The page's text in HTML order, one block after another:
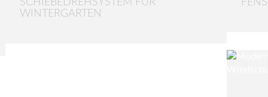
SCHIEBEDREHSYSTEM FÜR
WINTERGARTEN